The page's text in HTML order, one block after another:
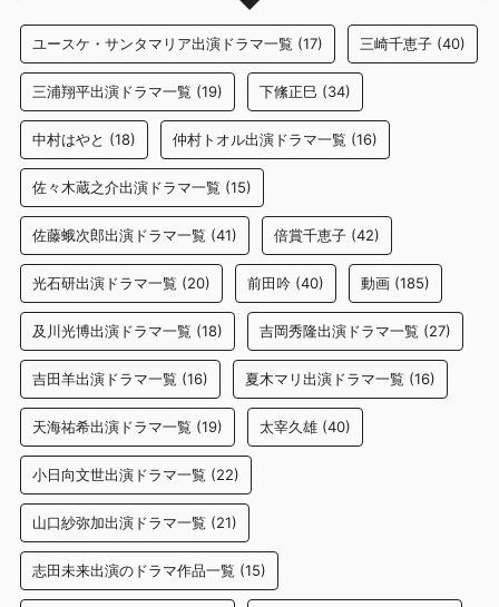
ユースケ・サンタマリア出演ドラマ一覧 (17) 三崎千恵子 (40)
三浦翔平出演ドラマ一覧 (19) 下絛正巳 (34)
中村はやと (18) 仲村トオル出演ドラマ一覧 (16)
佐々木蔵之介出演ドラマ一覧 (15)
佐藤蛾次郎出演ドラマ一覧 (41) 倍賞千恵子 (42)
光石研出演ドラマ一覧 (20) 前田吟 (40) 動画 (185)
及川光博出演ドラマ一覧 (18) 吉岡秀隆出演ドラマ一覧 (27)
吉田羊出演ドラマ一覧 (16) 夏木マリ出演ドラマ一覧 (16)
天海祐希出演ドラマ一覧 (19) 太宰久雄 (40)
小日向文世出演ドラマ一覧 (22)
山口紗弥加出演ドラマ一覧 (21)
志田未来出演のドラマ作品一覧 (15)